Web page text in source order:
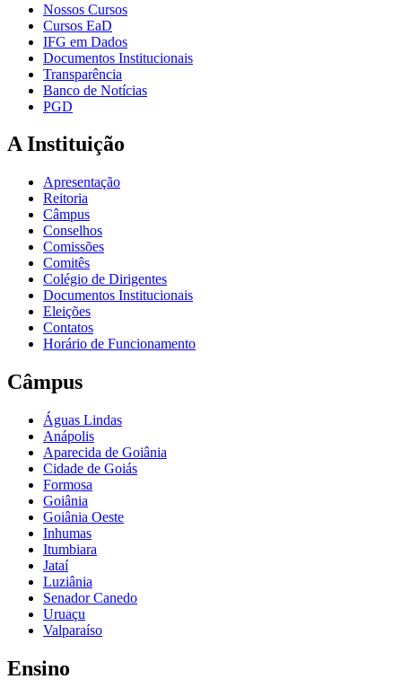
Nossos Cursos
Cursos EaD
IFG em Dados
Documentos Institucionais
Transparência
Banco de Notícias
PGD
A Instituição
Apresentação
Reitoria
Câmpus
Conselhos
Comissões
Comitês
Colégio de Dirigentes
Documentos Institucionais
Eleições
Contatos
Horário de Funcionamento
Câmpus
Águas Lindas
Anápolis
Aparecida de Goiânia
Cidade de Goiás
Formosa
Goiânia
Goiânia Oeste
Inhumas
Itumbiara
Jataí
Luziânia
Senador Canedo
Uruaçu
Valparaíso
Ensino